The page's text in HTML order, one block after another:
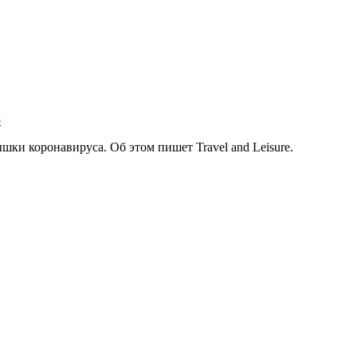
коронавируса. Об этом пишет Travel and Leisure.